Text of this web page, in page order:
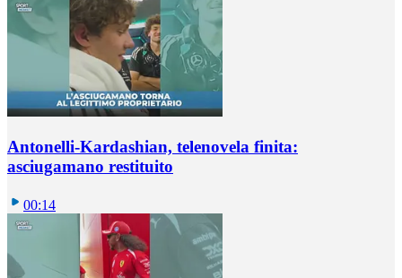
Antonelli-Kardashian, telenovela finita:
asciugamano restituito
00:14